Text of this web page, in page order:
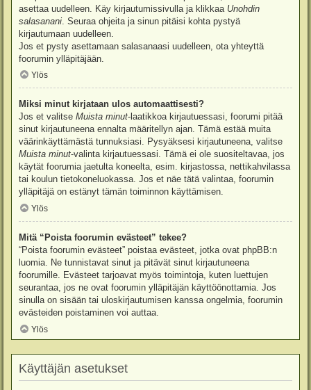
asettaa uudelleen. Käy kirjautumissivulla ja klikkaa Unohdin
salasanani . Seuraa ohjeita ja sinun pitäisi kohta pystyä
kirjautumaan uudelleen.
Jos et pysty asettamaan salasanaasi uudelleen, ota yhteyttä
foorumin ylläpitäjään.
Ylös
Miksi minut kirjataan ulos automaattisesti?
Jos et valitse Muista minut-laatikkoa kirjautuessasi, foorumi pitää
sinut kirjautuneena ennalta määritellyn ajan. Tämä estää muita
väärinkäyttämästä tunnuksiasi. Pysyäksesi kirjautuneena, valitse
Muista minut-valinta kirjautuessasi. Tämä ei ole suositeltavaa, jos
käytät foorumia jaetulta koneelta, esim. kirjastossa, nettikahvilassa
tai koulun tietokoneluokassa. Jos et näe tätä valintaa, foorumin
ylläpitäjä on estänyt tämän toiminnon käyttämisen.
Ylös
Mitä “Poista foorumin evästeet” tekee?
“Poista foorumin evästeet” poistaa evästeet, jotka ovat phpBB:n
luomia. Ne tunnistavat sinut ja pitävät sinut kirjautuneena
foorumille. Evästeet tarjoavat myös toimintoja, kuten luettujen
seurantaa, jos ne ovat foorumin ylläpitäjän käyttöönottamia. Jos
sinulla on sisään tai uloskirjautumisen kanssa ongelmia, foorumin
evästeiden poistaminen voi auttaa.
Ylös
Käyttäjän asetukset